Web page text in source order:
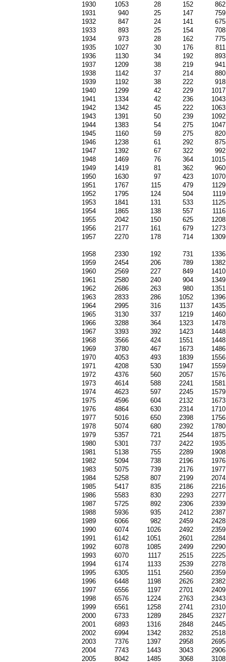
1930 1053 28 152
862
1931
940 25 147
759
1932
847 24 141
675
1933
893 25 154
708
1934
973 28 162
775
1935
1027 30 176
811
1936
1130 34 192
893
1937
1209 38 219
941
1938
1142 37 214
880
1939
1192 38 222
918
1940
1299 42 229
1017
1941
1334 42 236
1043
1942
1342 45 222
1063
1943
1391 50 239
1092
1944
1383 54 275
1047
1945
1160 59 275
820
1946
1238 61 292
875
1947
1392 67 322
992
1948
1469 76 364
1015
1949
1419 81 362
960
1950
1630 97 423
1070
1951
1767 115 479
1129
1952
1795 124 504
1119
1953
1841 131 533
1125
1954
1865 138 557
1116
1955
2042 150 625
1208
1956
2177 161 679
1273
1957
2270 178 714 1309
1958 2330 192 731
1336
1959
2454 206 789
1382
1960
2569 227 849
1410
1961
2580 240 904
1349
1962
2686 263 980
1351
1963
2833 286 1052
1396
1964
2995 316 1137
1435
1965
3130 337 1219
1460
1966
3288 364 1323
1478
1967
3393 392 1423
1448
1968
3566 424 1551
1448
1969
3780 467 1673
1486
1970
4053 493 1839
1556
1971
4208 530 1947
1559
1972
4376 560 2057
1576
1973
4614 588 2241
1581
1974
4623 597 2245
1579
1975
4596 604 2132
1673
1976
4864 630 2314
1710
1977
5016 650 2398
1756
1978
5074 680 2392
1780
1979
5357 721 2544
1875
1980
5301 737 2422
1935
1981
5138 755 2289
1908
1982
5094 738 2196
1976
1983
5075 739 2176
1977
1984
5258 807 2199
2074
1985
5417 835 2186
2216
1986
5583 830 2293
2277
1987
5725 892 2306
2339
1988
5936 935 2412
2387
1989
6066 982 2459
2428
1990
6074 1026 2492
2359
1991
6142 1051 2601
2284
1992
6078 1085 2499
2290
1993
6070 1117 2515
2225
1994
6174 1133 2539
2278
1995
6305 1151 2560
2359
1996
6448 1198 2626
2382
1997
6556 1197 2701
2409
1998
6576 1224 2763
2343
1999
6561 1258 2741
2310
2000
6733 1289 2845
2327
2001
6893 1316 2848
2445
2002
6994 1342 2832
2518
2003
7376 1397 2958
2695
2004
7743 1443 3043
2906
2005
8042 1485 3068
3108